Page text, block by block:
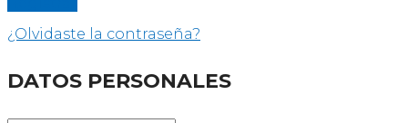
¿Olvidaste la contraseña?
DATOS PERSONALES